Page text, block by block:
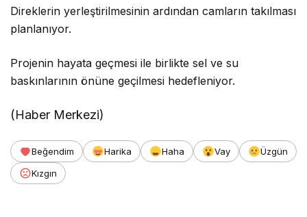
Direklerin yerleştirilmesinin ardından camların takılması
planlanıyor.
Projenin hayata geçmesi ile birlikte sel ve su
baskınlarının önüne geçilmesi hedefleniyor.
(Haber Merkezi)
Beğendim Harika Haha Vay
Üzgün
Kızgın